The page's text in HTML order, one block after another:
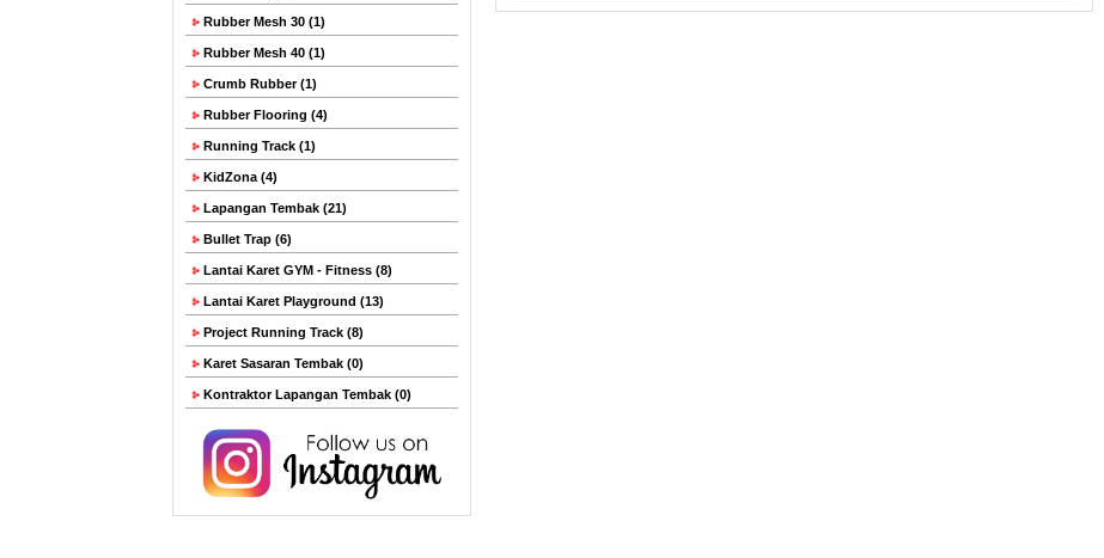
Rubber Mesh 30 (1)
Rubber Mesh 40 (1)
Crumb Rubber (1)
Rubber Flooring (4)
Running Track (1)
KidZona (4)
Lapangan Tembak (21)
Bullet Trap (6)
Lantai Karet GYM - Fitness (8)
Lantai Karet Playground (13)
Project Running Track (8)
Karet Sasaran Tembak (0)
Kontraktor Lapangan Tembak (0)